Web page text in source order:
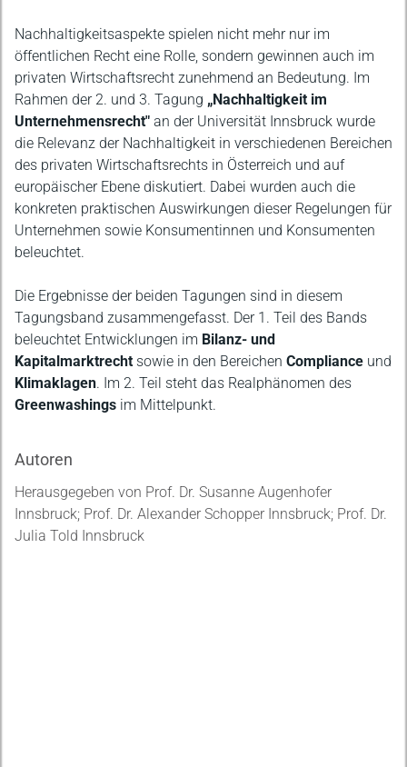
Nachhaltigkeitsaspekte spielen nicht mehr nur im
öffentlichen Recht eine Rolle, sondern gewinnen auch im
privaten Wirtschaftsrecht zunehmend an Bedeutung. Im
Rahmen der 2. und 3. Tagung „Nachhaltigkeit im
Unternehmensrecht" an der Universität Innsbruck wurde
die Relevanz der Nachhaltigkeit in verschiedenen Bereichen
des privaten Wirtschaftsrechts in Österreich und auf
europäischer Ebene diskutiert. Dabei wurden auch die
konkreten praktischen Auswirkungen dieser Regelungen für
Unternehmen sowie Konsumentinnen und Konsumenten
beleuchtet.
Die Ergebnisse der beiden Tagungen sind in diesem
Tagungsband zusammengefasst. Der 1. Teil des Bands
beleuchtet Entwicklungen im Bilanz- und
Kapitalmarktrecht sowie in den Bereichen Compliance und
Klimaklagen. Im 2. Teil steht das Realphänomen des
Greenwashings im Mittelpunkt.
Autoren
Herausgegeben von Prof. Dr. Susanne Augenhofer
Innsbruck; Prof. Dr. Alexander Schopper Innsbruck; Prof. Dr.
Julia Told Innsbruck